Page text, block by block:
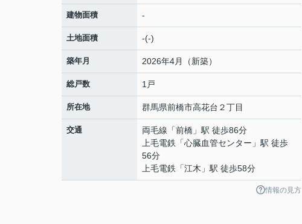
建物面積 -
土地面積 -(-)
築年月 2026年4月（新築）
総戸数 1戸
所在地 群馬県前橋市高花台 ２丁目
交通 両毛線 「前橋 」駅 徒歩86分
上毛電鉄 「心臓血管センター 」駅 徒歩
56分
上毛電鉄 「江木 」駅 徒歩58分
情報の見方